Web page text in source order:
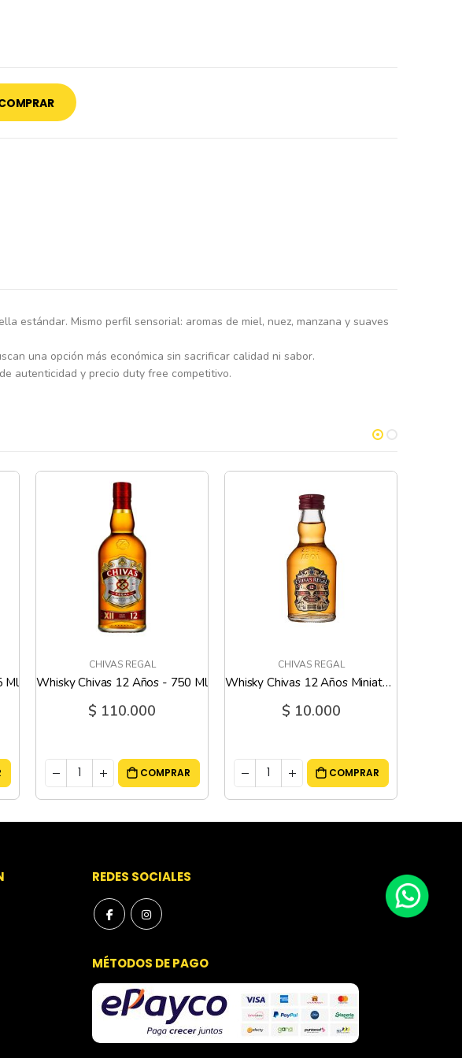
estándar. Mismo perfil sensorial: aromas de miel, nuez, manzana y suaves
una opción más económica sin sacrificar calidad ni sabor.
autenticidad y precio duty free competitivo.
Ml
CHIVAS REGAL
Whisky Chivas 12 Años Miniatura - 50 ML
$ 10.000
COMPRAR
CHIVAS REGAL
Whisky Chivas 18 Años - 200 ML
$ 80.000
COMPRAR
REDES SOCIALES
MÉTODOS DE PAGO